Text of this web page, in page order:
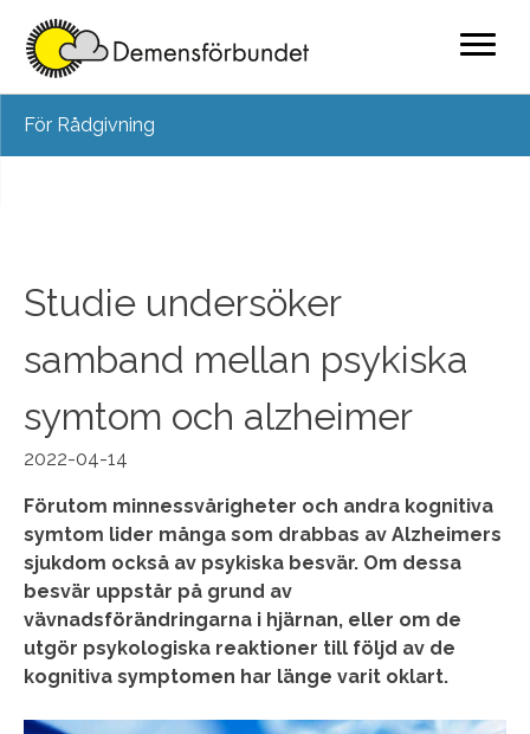
content
För Rådgivning
Studie undersöker
samband mellan psykiska
symtom och alzheimer
2022-04-14
Förutom minnessvårigheter och andra kognitiva
symtom lider många som drabbas av Alzheimers
sjukdom också av psykiska besvär. Om dessa
besvär uppstår på grund av
vävnadsförändringarna i hjärnan, eller om de
utgör psykologiska reaktioner till följd av de
kognitiva symptomen har länge varit oklart.